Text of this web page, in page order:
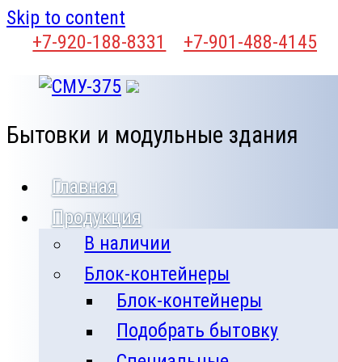
Skip to content
+7-920-188-8331
+7-901-488-4145
Бытовки и модульные здания
Главная
Продукция
В наличии
Блок-контейнеры
Блок-контейнеры
Подобрать бытовку